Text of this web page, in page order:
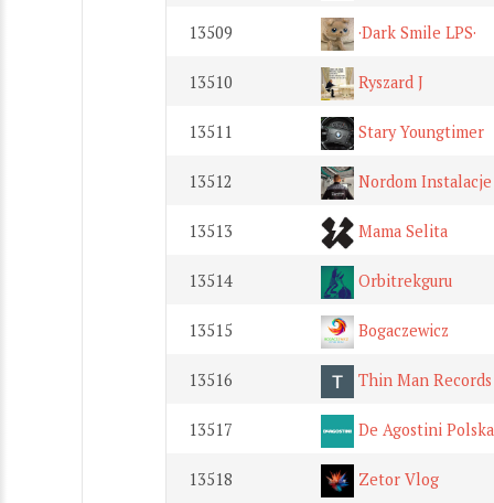
13509 ·Dark Smile LPS·
13510 Ryszard J
13511 Stary Youngtimer
13512 Nordom Instalacje
13513 Mama Selita
13514 Orbitrekguru
13515 Bogaczewicz
13516 Thin Man Records
13517 De Agostini Polska
13518 Zetor Vlog